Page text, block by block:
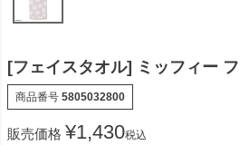
[フェイスタオル] ミッフィー
商品番号 5805032800
販売価格 ¥1,430税込